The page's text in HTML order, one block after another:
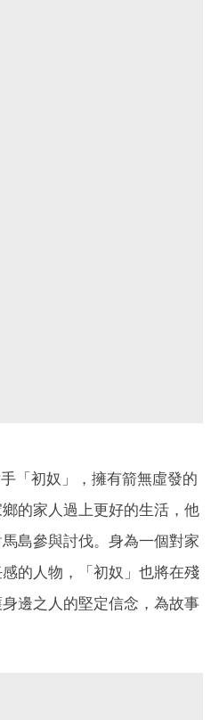
「初奴」，擁有箭無虛發的
的家人過上更好的生活，他
島參與討伐。身為一個對家
的人物，「初奴」也將在殘
邊之人的堅定信念，為故事